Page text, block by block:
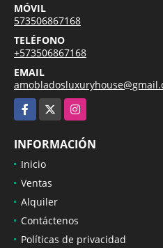
MÓVIL
573506867168
TELÉFONO
+573506867168
EMAIL
Facebook
Instagram
INFORMACIÓN
Inicio
Ventas
Alquiler
Contáctenos
Políticas de privacidad